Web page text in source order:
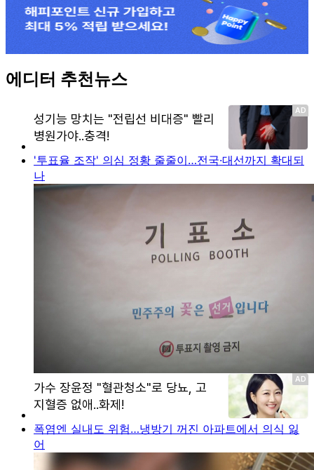
에디터 추천뉴스
'투표율 조작' 의심 정황 줄줄이…전국·대선까지 확대되
나
폭염엔 실내도 위험…냉방기 꺼진 아파트에서 의식 잃
어